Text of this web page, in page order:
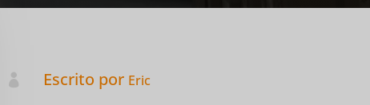
 Escrito por Eric